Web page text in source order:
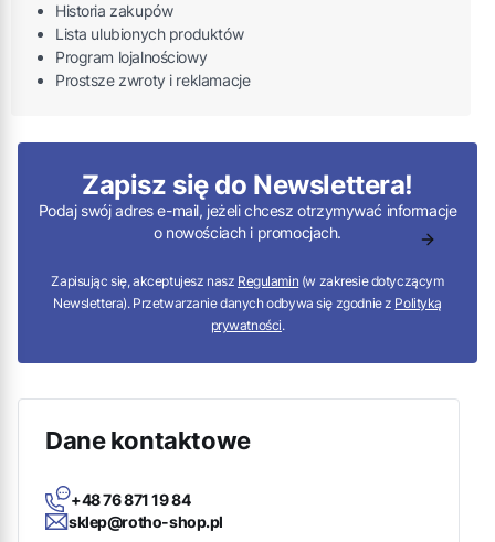
Historia zakupów
Lista ulubionych produktów
Program lojalnościowy
Prostsze zwroty i reklamacje
Zapisz się do Newslettera!
Podaj swój adres e-mail, jeżeli chcesz otrzymywać informacje
o nowościach i promocjach.
Zapisując się, akceptujesz nasz Regulamin (w zakresie dotyczącym
Newslettera). Przetwarzanie danych odbywa się zgodnie z Polityką
prywatności.
Dane kontaktowe
+48 76 871 19 84
sklep@rotho-shop.pl